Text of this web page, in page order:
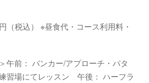
（税込） ※昼食代・コース利用料・
午前： バンカー/アプローチ・パタ
習場にてレッスン 午後： ハーフラ